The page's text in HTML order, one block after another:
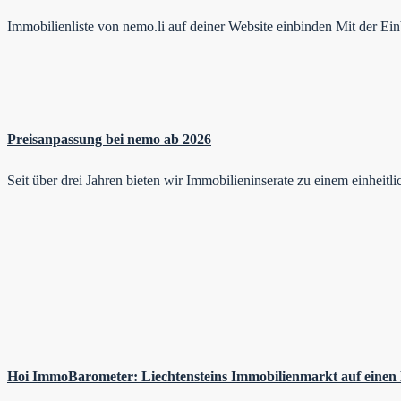
Immobilienliste von nemo.li auf deiner Website einbinden Mit der
Preisanpassung bei nemo ab 2026
Seit über drei Jahren bieten wir Immobilieninserate zu einem
Hoi ImmoBarometer: Liechtensteins Immobilienmarkt auf einen